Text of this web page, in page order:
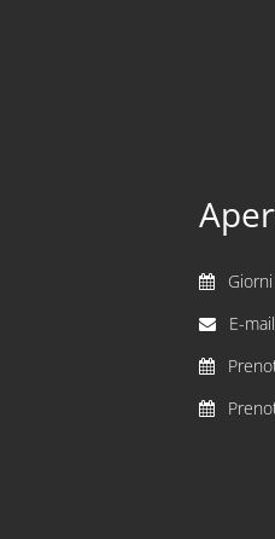
E-